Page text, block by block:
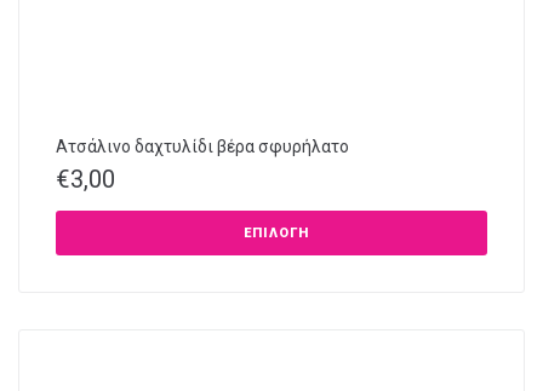
Ατσάλινο δαχτυλίδι βέρα σφυρήλατο
€3,00
ΕΠΙΛΟΓΉ